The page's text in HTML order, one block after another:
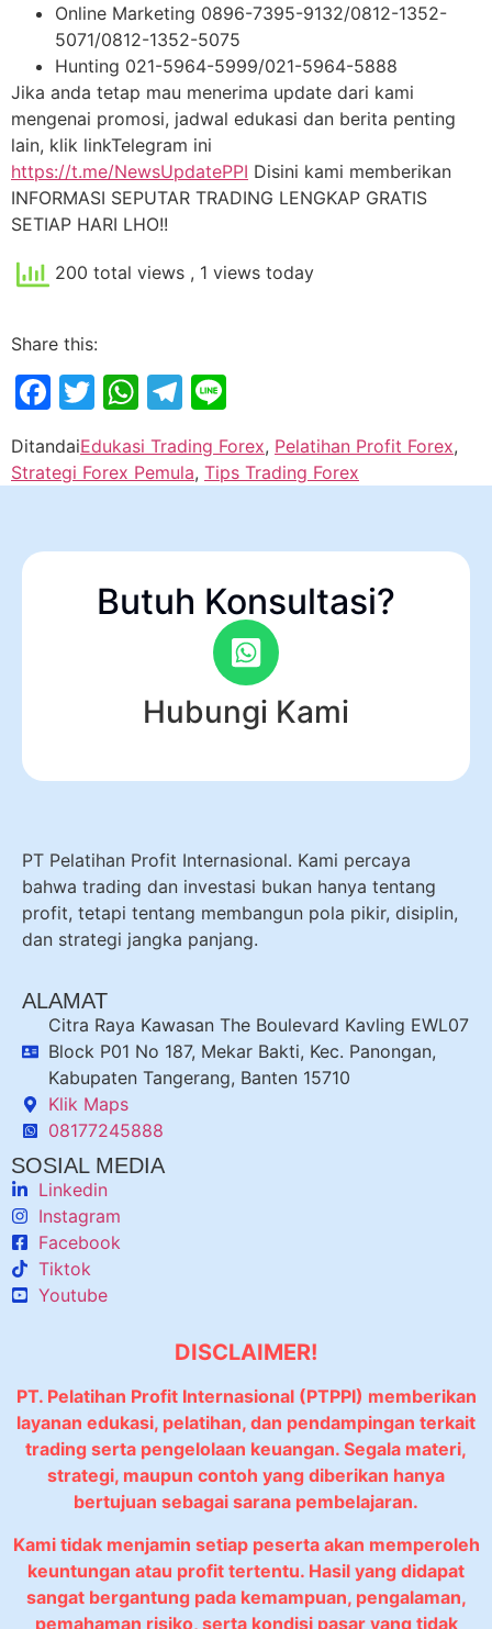
Online Marketing 0896-7395-9132/0812-1352-
5071/0812-1352-5075
Hunting 021-5964-5999/021-5964-5888
Jika anda tetap mau menerima update dari kami
mengenai promosi, jadwal edukasi dan berita penting
lain, klik linkTelegram ini
https://t.me/NewsUpdatePPI Disini kami memberikan
INFORMASI SEPUTAR TRADING LENGKAP GRATIS
SETIAP HARI LHO!!
200 total views , 1 views today
Share this:
Facebook
Twitter
WhatsApp
Telegram
DitandaiEdukasi Trading Forex, Pelatihan Profit Forex,
Strategi Forex Pemula, Tips Trading Forex
Butuh Konsultasi?
Hubungi Kami
PT Pelatihan Profit Internasional. Kami percaya
bahwa trading dan investasi bukan hanya tentang
profit, tetapi tentang membangun pola pikir, disiplin,
dan strategi jangka panjang.
ALAMAT
Citra Raya Kawasan The Boulevard Kavling EWL07
Block P01 No 187, Mekar Bakti, Kec. Panongan,
Kabupaten Tangerang, Banten 15710
Klik Maps
08177245888
SOSIAL MEDIA
Linkedin
Instagram
Facebook
Tiktok
Youtube
DISCLAIMER!
PT. Pelatihan Profit Internasional (PTPPI) memberikan
layanan edukasi, pelatihan, dan pendampingan terkait
trading serta pengelolaan keuangan. Segala materi,
strategi, maupun contoh yang diberikan hanya
bertujuan sebagai sarana pembelajaran.
Kami tidak menjamin setiap peserta akan memperoleh
keuntungan atau profit tertentu. Hasil yang didapat
sangat bergantung pada kemampuan, pengalaman,
pemahaman risiko, serta kondisi pasar yang tidak